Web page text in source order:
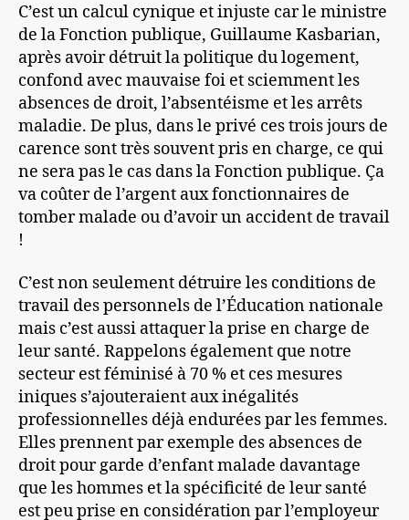
C’est un calcul cynique et injuste car le ministre
de la Fonction publique, Guillaume Kasbarian,
après avoir détruit la politique du logement,
confond avec mauvaise foi et sciemment les
absences de droit, l’absentéisme et les arrêts
maladie. De plus, dans le privé ces trois jours de
carence sont très souvent pris en charge, ce qui
ne sera pas le cas dans la Fonction publique. Ça
va coûter de l’argent aux fonctionnaires de
tomber malade ou d’avoir un accident de travail
!
C’est non seulement détruire les conditions de
travail des personnels de l’Éducation nationale
mais c’est aussi attaquer la prise en charge de
leur santé. Rappelons également que notre
secteur est féminisé à 70 % et ces mesures
iniques s’ajouteraient aux inégalités
professionnelles déjà endurées par les femmes.
Elles prennent par exemple des absences de
droit pour garde d’enfant malade davantage
que les hommes et la spécificité de leur santé
est peu prise en considération par l’employeur